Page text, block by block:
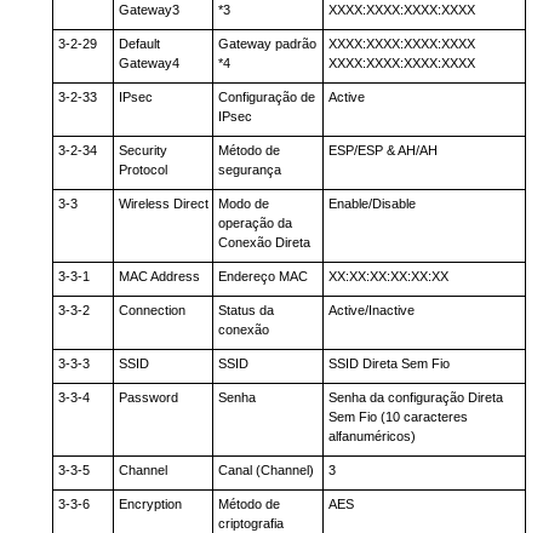
Gateway3
*3
XXXX:XXXX:XXXX:XXXX
3-2-29
Default
Gateway4
Gateway padrão
*4
XXXX:XXXX:XXXX:XXXX
XXXX:XXXX:XXXX:XXXX
3-2-33 IPsec
Configuração de
IPsec
Active
3-2-34
Security
Protocol
Método de
segurança
ESP/ESP & AH/AH
3-3 Wireless Direct
Modo de
operação da
Conexão Direta
Enable/Disable
3-3-1 MAC Address Endereço MAC XX:XX:XX:XX:XX:XX
3-3-2 Connection
Status da
conexão
Active/Inactive
3-3-3 SSID SSID SSID Direta Sem Fio
3-3-4 Password Senha
Senha da configuração Direta
Sem Fio (10 caracteres
alfanuméricos)
3-3-5 Channel Canal (Channel) 3
3-3-6 Encryption
Método de
criptografia
AES